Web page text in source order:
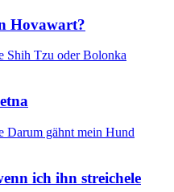
Hovawart?
ich ihn streichele